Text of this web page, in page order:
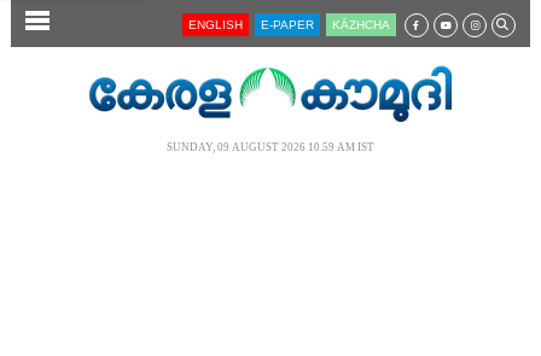
SECTIONS ENGLISH E-PAPER KĀZHCHA
SUNDAY, 09 AUGUST 2026 10.59 AM IST